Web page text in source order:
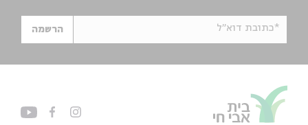
*כתובת דוא"ל הרשמה